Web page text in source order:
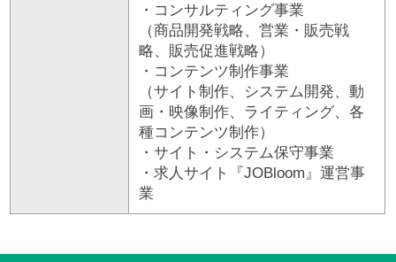
・コンサルティング事業
（商品開発戦略、営業・販売戦
略、販売促進戦略）
・コンテンツ制作事業
（サイト制作、システム開発、動
画・映像制作、ライティング、各
種コンテンツ制作）
・サイト・システム保守事業
・求人サイト『JOBloom』運営事
業